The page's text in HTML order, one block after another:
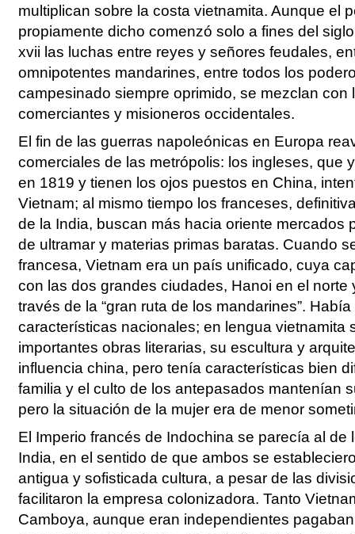
multiplican sobre la costa vietnamita. Aunque el
propiamente dicho comenzó solo a fines del
xvii las luchas entre reyes y señores feudales,
omnipotentes mandarines, entre todos los
campesinado siempre oprimido, se mezclan con
comerciantes y misioneros occidentales.
El fin de las guerras napoleónicas en Europa
comerciales de las metrópolis: los ingleses, que
en 1819 y tienen los ojos puestos en China,
Vietnam; al mismo tiempo los franceses,
de la India, buscan más hacia oriente mercados
de ultramar y materias primas baratas. Cuando
francesa, Vietnam era un país unificado, cuya
con las dos grandes ciudades, Hanoi en el norte
través de la “gran ruta de los mandarines”.
características nacionales; en lengua vietnamita
importantes obras literarias, su escultura y
influencia china, pero tenía características bien
familia y el culto de los antepasados mantenían
pero la situación de la mujer era de menor
El Imperio francés de Indochina se parecía al de
India, en el sentido de que ambos se
antigua y sofisticada cultura, a pesar de las
facilitaron la empresa colonizadora. Tanto
Camboya, aunque eran independientes